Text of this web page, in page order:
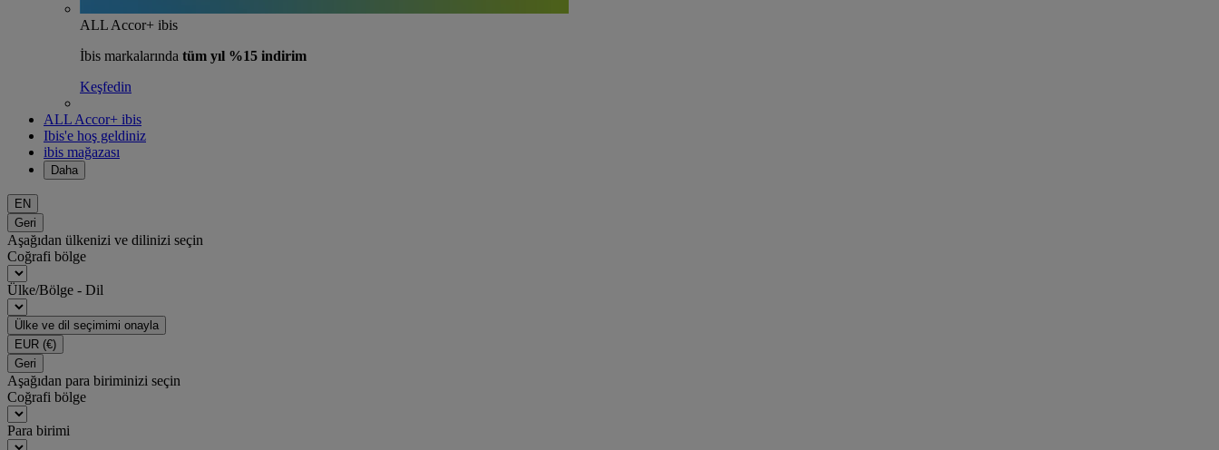
ALL Accor+ ibis
İbis markalarında tüm yıl %15 indirim
Keşfedin
ALL Accor+ ibis
Ibis'e hoş geldiniz
ibis mağazası
Daha
EN
Geri
Aşağıdan ülkenizi ve dilinizi seçin
Coğrafi bölge
Ülke/Bölge - Dil
Ülke ve dil seçimimi onayla
EUR (€)
Geri
Aşağıdan para biriminizi seçin
Coğrafi bölge
Para birimi